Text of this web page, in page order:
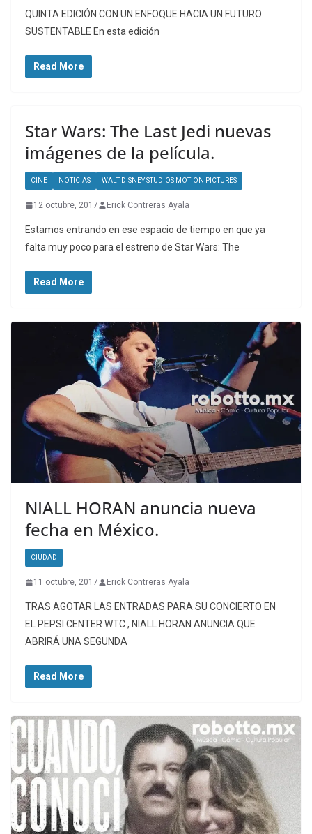
QUINTA EDICIÓN CON UN ENFOQUE HACIA UN FUTURO
SUSTENTABLE En esta edición
Read More
Star Wars: The Last Jedi nuevas
imágenes de la película.
CINE NOTICIAS WALT DISNEY STUDIOS MOTION PICTURES
12 octubre, 2017 Erick Contreras Ayala
Estamos entrando en ese espacio de tiempo en que ya
falta muy poco para el estreno de Star Wars: The
Read More
NIALL HORAN anuncia nueva
fecha en México.
CIUDAD
11 octubre, 2017 Erick Contreras Ayala
TRAS AGOTAR LAS ENTRADAS PARA SU CONCIERTO EN
EL PEPSI CENTER WTC , NIALL HORAN ANUNCIA QUE
ABRIRÁ UNA SEGUNDA
Read More